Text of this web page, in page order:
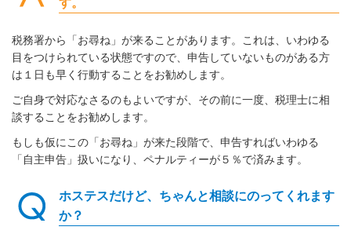
す。
税務署から「お尋ね」が来ることがあります。これは、いわゆる
目をつけられている状態ですので、申告していないものがある方
は１日も早く行動することをお勧めします。
ご自身で対応なさるのもよいですが、その前に一度、税理士に相
談することをお勧めします。
もしも仮にこの「お尋ね」が来た段階で、申告すればいわゆる
「自主申告」扱いになり、ペナルティーが５％で済みます。
ホステスだけど、ちゃんと相談にのってくれます
か？